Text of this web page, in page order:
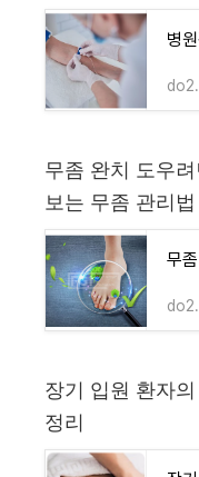
무좀 완치 도우
보는 무좀 관리법
장기 입원 환자
정리